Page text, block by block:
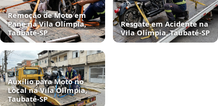
Remoção de Moto em
Pane na Vila Olímpia,
Taubaté‑SP
Resgate em Acidente na
Vila Olímpia, Taubaté‑SP
Auxílio para Moto no
Local na Vila Olímpia,
Taubaté‑SP